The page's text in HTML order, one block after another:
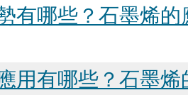
有哪些？石墨烯
用有哪些？石墨